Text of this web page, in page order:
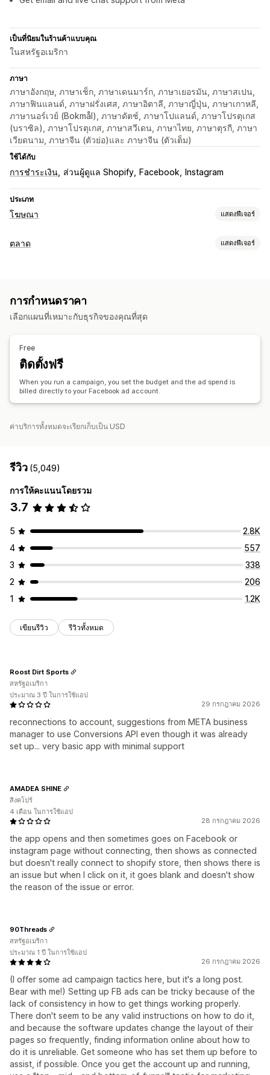
เป็นที่นิยมในร้านค้าแบบคุณ
ในสหรัฐอเมริกา
ภาษา
ภาษาอังกฤษ, ภาษาเช็ก, ภาษาเดนมาร์ก, ภาษาเยอรมัน, ภาษาสเปน,
ภาษาฟินแลนด์, ภาษาฝรั่งเศส, ภาษาอิตาลี, ภาษาญี่ปุ่น, ภาษาเกาหลี,
ภาษานอร์เวย์ (Bokmål), ภาษาดัตช์, ภาษาโปแลนด์, ภาษาโปรตุเกส
(บราซิล), ภาษาโปรตุเกส, ภาษาสวีเดน, ภาษาไทย, ภาษาตุรกี, ภาษา
เวียดนาม, ภาษาจีน (ตัวย่อ)และ ภาษาจีน (ตัวเต็ม)
ใช้ได้กับ
การชำระเงิน ส่วนผู้ดูแล Shopify Facebook Instagram
ประเภท
โฆษณา แสดงฟีเจอร์
การกำหนดเป้าหมาย
การกำหนดเป้าหมายซ้ำ
การเพิ่มประสิทธิภาพด้วย AI
การเพิ่มประสิทธิภาพราคาเสนอ
วิดีโอที่สามารถซื้อสินค้าได้ โฆษณาวิดีโอ
อินฟลูเอ็นเซอร์แลตัวแทนโฆษณาสินค้าและบริการ
การจัดการพิกเซล
การทดสอบ A/B
เมตริกการมีส่วนร่วม
การติดตามคอนเวอร์ชัน
การวิเคราะห์ทางประชากรศาสตร์
ตลาด แสดงฟีเจอร์
การจัดการคำสั่งซื้อ
แดชบอร์ดแบบรวม
การกำหนดราคา
เลือกแผนที่เหมาะกับธุรกิจของคุณที่สุด
Free
ติดตั้งฟรี
When you run a campaign, you set the budget and the ad spend is
billed directly to your Facebook ad account.
ค่าบริการทั้งหมดจะเรียกเก็บเป็น USD
รีวิว (5,049)
การให้คะแนนโดยรวม
3.7
5
2.8K
4
557
3
338
2
206
1
1.2K
เขียนรีวิว รีวิวทั้งหมด
29 กรกฎาคม 2026
reconnections to account, suggestions from META business
manager to use Conversions API even though it was already
set up... very basic app with minimal support
Roost Dirt Sports
สหรัฐอเมริกา
ประมาณ 3 ปี ในการใช้แอป
28 กรกฎาคม 2026
the app opens and then sometimes goes on Facebook or
instagram page without connecting, then shows as connected
but doesn't really connect to shopify store, then shows there is
an issue but when I click on it, it goes blank and doesn't show
the reason of the issue or error.
AMADEA SHINE
สิงคโปร์
4 เดือน ในการใช้แอป
26 กรกฎาคม 2026
(I offer some ad campaign tactics here, but it's a long post.
Bear with me!) Setting up FB ads can be tricky because of the
lack of consistency in how to get things working properly.
There don't seem to be any valid instructions on how to do it,
and because the software updates change the layout of their
pages so frequently, finding information online about how to
do it is unreliable. Get someone who has set them up before to
assist, if possible. Once you get the account up and running,
90Threads
สหรัฐอเมริกา
ประมาณ 1 ปี ในการใช้แอป